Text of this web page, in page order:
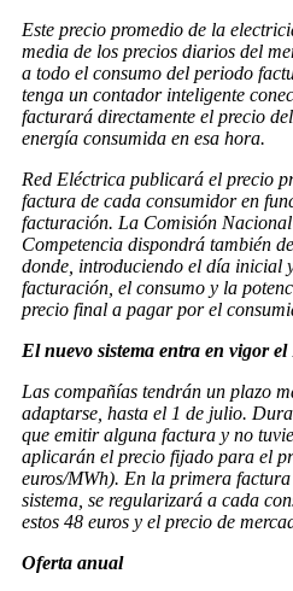
Este precio promedio de la
media de los precios diarios del
a todo el consumo del periodo
tenga un contador inteligente
facturará directamente el precio
energía consumida en esa hora.
Red Eléctrica publicará el precio
factura de cada consumidor en
facturación. La Comisión
Competencia dispondrá también
donde, introduciendo el día inicial
facturación, el consumo y la
precio final a pagar por el
El nuevo sistema entra en vigor el
Las compañías tendrán un plazo
adaptarse, hasta el 1 de julio.
que emitir alguna factura y no
aplicarán el precio fijado para el
euros/MWh). En la primera
sistema, se regularizará a cada
estos 48 euros y el precio de
Oferta anual